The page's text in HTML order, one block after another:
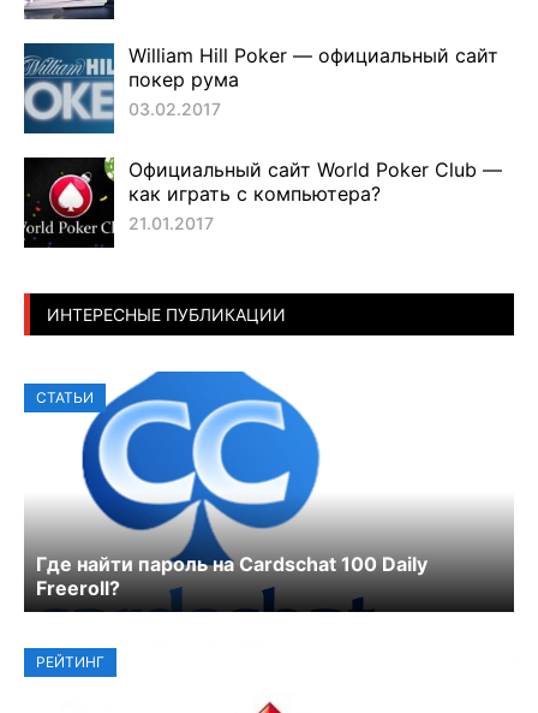
William Hill Poker — официальный сайт
покер рума
03.02.2017
Официальный сайт World Poker Club —
как играть с компьютера?
21.01.2017
ИНТЕРЕСНЫЕ ПУБЛИКАЦИИ
СТАТЬИ
Где найти пароль на Cardschat 100 Daily
Freeroll?
РЕЙТИНГ